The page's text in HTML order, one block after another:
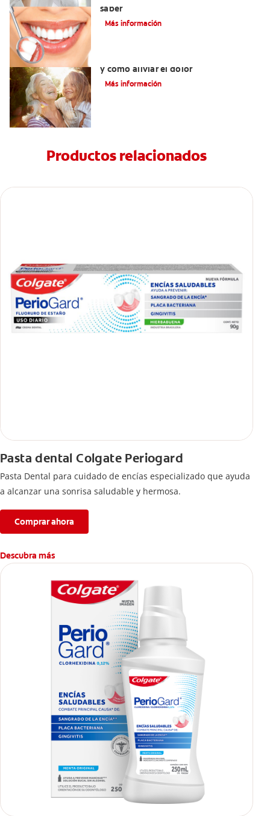
saber
Más información
y cómo aliviar el dolor
Más información
Productos relacionados
Pasta dental Colgate Periogard
Pasta Dental para cuidado de encías especializado que ayuda
a alcanzar una sonrisa saludable y hermosa.
Comprar ahora
Descubra más